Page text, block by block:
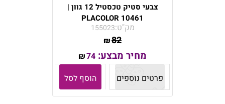
צבעי סטיק טכסטיל 12 גוון |
10461 PLACOLOR
מק"ט:155023
₪82
מחיר מבצע: ₪74
פרטים נוספים
הוסף לסל